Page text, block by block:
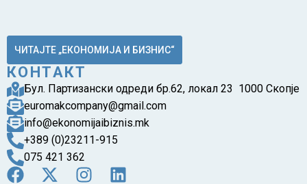
ЧИТАЈТЕ „ЕКОНОМИЈА И БИЗНИС“
КОНТАКТ
Бул. Партизански одреди бр.62, локал 23 1000 Скопје
euromakcompany@gmail.com
info@ekonomijaibiznis.mk
+389 (0)23211-915
075 421 362